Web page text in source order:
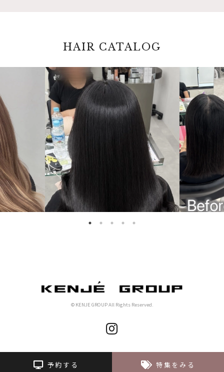
予約する 特集をみる
HAIR CATALOG
© KENJE GROUP All Rights Reserved.